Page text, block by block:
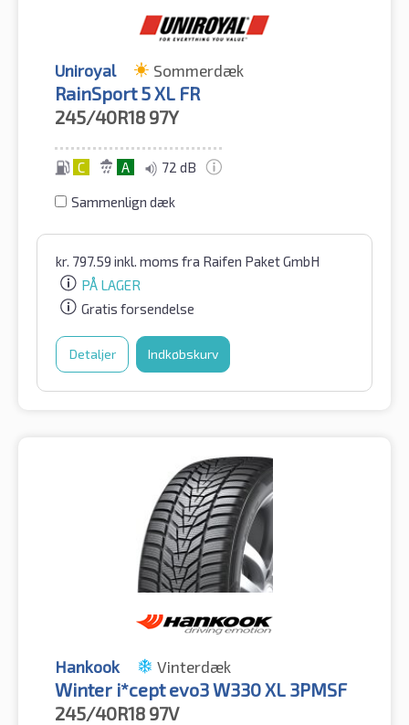
Uniroyal Sommerdæk
RainSport 5 XL FR
245/40R18 97Y
C A 72 dB
Sammenlign dæk
kr. 797.59 inkl. moms fra Raifen Paket GmbH
PÅ LAGER
Gratis forsendelse
Detaljer Indkøbskurv
Hankook Vinterdæk
Winter i*cept evo3 W330 XL 3PMSF
245/40R18 97V